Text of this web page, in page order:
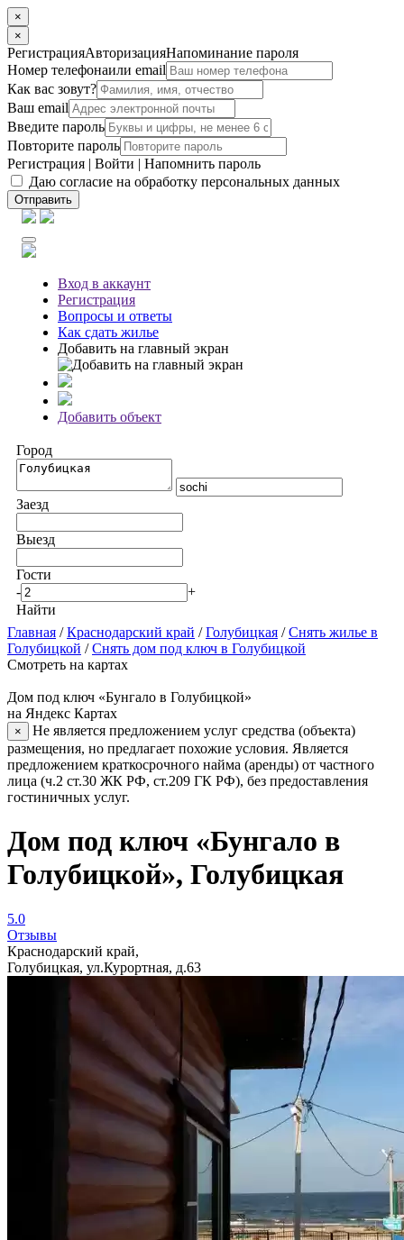
×
×
РегистрацияАвторизацияНапоминание пароля
Номер телефонаили email
Как вас зовут?
Ваш email
Введите пароль
Повторите пароль
Регистрация | Войти | Напомнить пароль
Даю согласие на обработку персональных данных
Отправить
Вход в аккаунт
Регистрация
Вопросы и ответы
Как сдать жилье
Добавить на главный экран
Добавить объект
Город
Заезд
Выезд
Гости
-
+
Найти
Главная /Краснодарский край /Голубицкая /Снять жилье в
Голубицкой /Снять дом под ключ в Голубицкой
Смотреть на картах
Дом под ключ «Бунгало в Голубицкой»
на Яндекс Картах
×
Не является предложением услуг средства (объекта)
размещения, но предлагает похожие условия. Является
предложением краткосрочного найма (аренды) от частного
лица (ч.2 ст.30 ЖК РФ, ст.209 ГК РФ), без предоставления
гостиничных услуг.
Дом под ключ «Бунгало в
Голубицкой», Голубицкая
5.0
Отзывы
Краснодарский край,
Голубицкая, ул.Курортная, д.63